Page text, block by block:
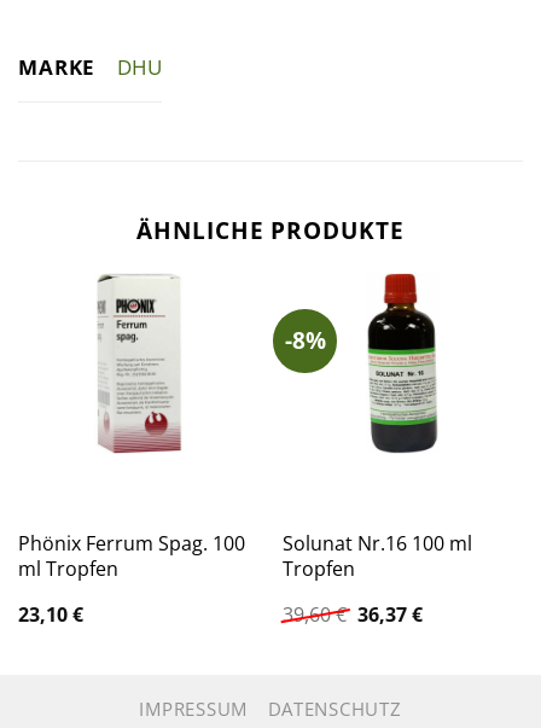
MARKE DHU
ÄHNLICHE PRODUKTE
Phönix Ferrum Spag. 100
ml Tropfen
23,10€
-8%
Solunat Nr.16 100 ml
Tropfen
39,60€ Ursprünglicher
Preis
36,37€Aktueller
IMPRESSUM DATENSCHUTZ